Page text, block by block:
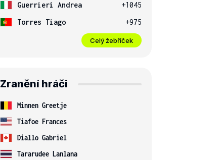
Guerrieri Andrea
+1045
Torres Tiago
+975
Celý žebříček
Zranění hráči
Minnen Greetje
Tiafoe Frances
Diallo Gabriel
Tararudee Lanlana